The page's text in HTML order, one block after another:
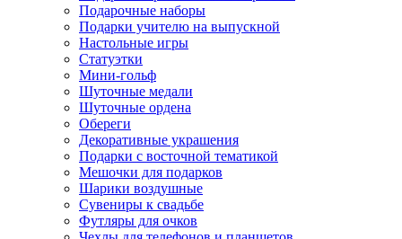
Подарочные наборы
Подарки учителю на выпускной
Настольные игры
Статуэтки
Мини-гольф
Шуточные медали
Шуточные ордена
Обереги
Декоративные украшения
Подарки с восточной тематикой
Мешочки для подарков
Шарики воздушные
Сувениры к свадьбе
Футляры для очков